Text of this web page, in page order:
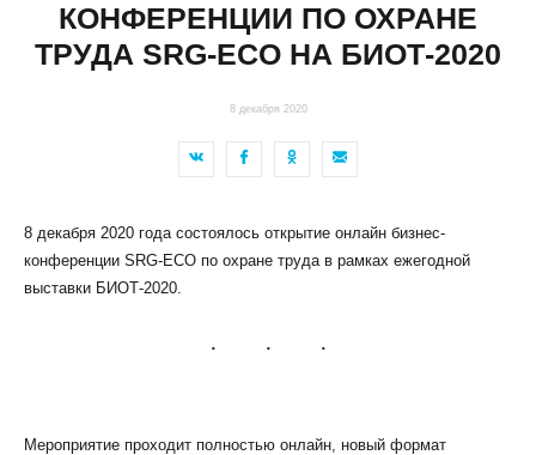
Реквизиты
ПОЛИТИКА КОНФИДЕНЦИАЛЬНОСТИ
КОНФЕРЕНЦИИ ПО ОХРАНЕ
ТРУДА SRG-ECO НА БИОТ-2020
8 декабря 2020
8 декабря 2020 года состоялось открытие онлайн бизнес-
конференции SRG-ECO по охране труда в рамках ежегодной
выставки БИОТ-2020.
Мероприятие проходит полностью онлайн, новый формат